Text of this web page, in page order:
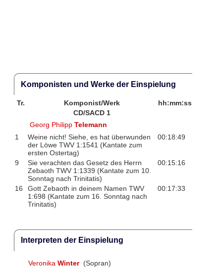
Komponisten und Werke der Einspielung
Tr. Komponist/Werk
hh:mm:ss
CD/SACD 1
Georg PhilippTelemann
1
Weine nicht! Siehe, es hat überwunden
der Löwe TWV 1:1541 (Kantate zum
ersten Ostertag)
00:18:49
9
Sie verachten das Gesetz des Herrn
Zebaoth TWV 1:1339 (Kantate zum 10.
Sonntag nach Trinitatis)
00:15:16
16
Gott Zebaoth in deinem Namen TWV
1:698 (Kantate zum 16. Sonntag nach
Trinitatis)
00:17:33
Interpreten der Einspielung
Veronika Winter (Sopran)